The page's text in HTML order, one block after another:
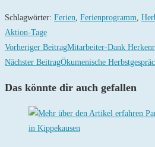
Schlagwörter: Ferien, Ferienprogramm,
Aktion-Tage
Weitere
Artikel
ansehen
Vorheriger BeitragMitarbeiter-Dank
Nächster BeitragÖkumenische
Das könnte dir auch gefallen